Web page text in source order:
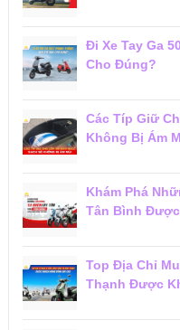
Đi Xe Tay Ga
Cho Đúng?
Các Típ Giữ
Không Bị Ám
Khám Phá
Tân Bình
Top Địa Chỉ
Thạnh Được